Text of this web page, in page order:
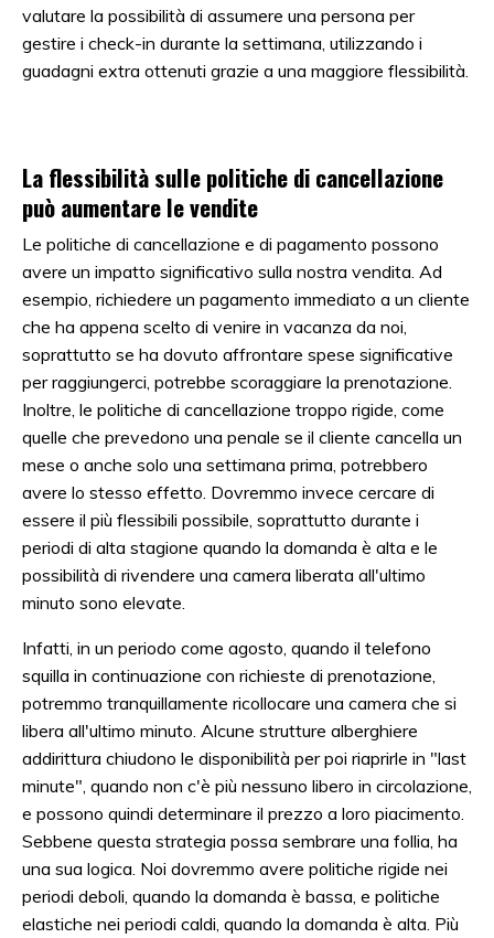
valutare la possibilità di assumere una persona per
gestire i check-in durante la settimana, utilizzando i
guadagni extra ottenuti grazie a una maggiore flessibilità.
La flessibilità sulle politiche di cancellazione
può aumentare le vendite
Le politiche di cancellazione e di pagamento possono
avere un impatto significativo sulla nostra vendita. Ad
esempio, richiedere un pagamento immediato a un cliente
che ha appena scelto di venire in vacanza da noi,
soprattutto se ha dovuto affrontare spese significative
per raggiungerci, potrebbe scoraggiare la prenotazione.
Inoltre, le politiche di cancellazione troppo rigide, come
quelle che prevedono una penale se il cliente cancella un
mese o anche solo una settimana prima, potrebbero
avere lo stesso effetto. Dovremmo invece cercare di
essere il più flessibili possibile, soprattutto durante i
periodi di alta stagione quando la domanda è alta e le
possibilità di rivendere una camera liberata all'ultimo
minuto sono elevate.
Infatti, in un periodo come agosto, quando il telefono
squilla in continuazione con richieste di prenotazione,
potremmo tranquillamente ricollocare una camera che si
libera all'ultimo minuto. Alcune strutture alberghiere
addirittura chiudono le disponibilità per poi riaprirle in "last
minute", quando non c'è più nessuno libero in circolazione,
e possono quindi determinare il prezzo a loro piacimento.
Sebbene questa strategia possa sembrare una follia, ha
una sua logica. Noi dovremmo avere politiche rigide nei
periodi deboli, quando la domanda è bassa, e politiche
elastiche nei periodi caldi, quando la domanda è alta. Più